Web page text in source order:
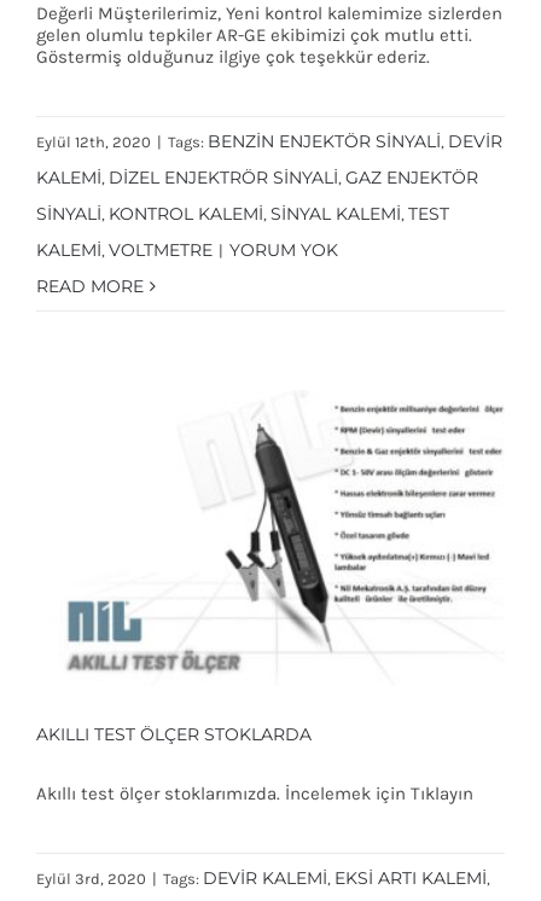
Değerli Müşterilerimiz, Yeni kontrol kalemimize sizlerden
gelen olumlu tepkiler AR-GE ekibimizi çok mutlu etti.
Göstermiş olduğunuz ilgiye çok teşekkür ederiz.
Eylül 12th, 2020 | Tags: BENZIN ENJEKTÖR SINYALI, DEVIR
KALEMI, DIZEL ENJEKTRÖR SINYALI, GAZ ENJEKTÖR
SINYALI, KONTROL KALEMI, SINYAL KALEMI, TEST
KALEMI, VOLTMETRE | YORUM YOK
READ MORE
AKILLI TEST ÖLÇER STOKLARDA
AKILLI TEST ÖLÇER STOKLARDA
Akıllı test ölçer stoklarımızda. İncelemek için Tıklayın
Eylül 3rd, 2020 | Tags: DEVIR KALEMI, EKSI ARTI KALEMI,